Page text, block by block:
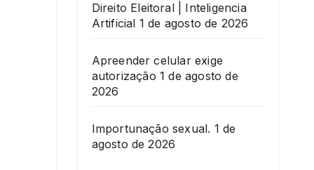
Direito Eleitoral | Inteligencia
Artificial 1 de agosto de 2026
Apreender celular exige
autorização 1 de agosto de
2026
Importunação sexual. 1 de
agosto de 2026